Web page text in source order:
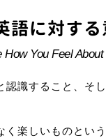
語に対す
How You Feel
識すること、そ
楽しいものとい